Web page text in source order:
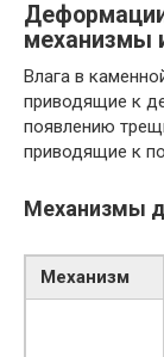
механизмы
Влага в
приводящие к
появлению
приводящие к
Механизмы
Механизм